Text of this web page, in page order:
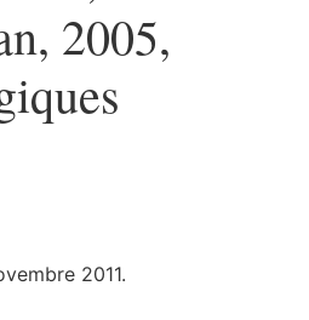
2005,
2011.